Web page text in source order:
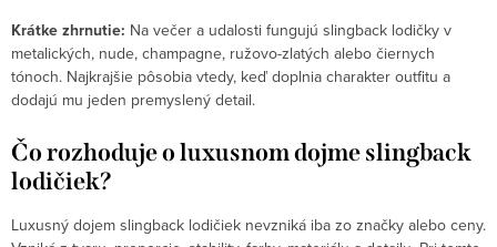
Krátke zhrnutie: Na večer a udalosti fungujú slingback lodičky v
metalických, nude, champagne, ružovo-zlatých alebo čiernych
tónoch. Najkrajšie pôsobia vtedy, keď doplnia charakter outfitu a
dodajú mu jeden premyslený detail.
Čo rozhoduje o luxusnom dojme slingback
lodičiek?
Luxusný dojem slingback lodičiek nevzniká iba zo značky alebo ceny.